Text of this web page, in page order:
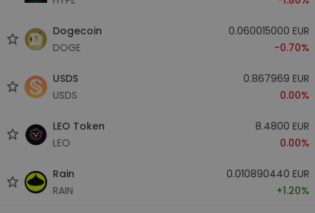
Dogecoin
DOGE
0.060015000 EUR
-0.70%
USDS
USDS
0.867969 EUR
0.00%
LEO Token
LEO
8.4800 EUR
0.00%
Rain
RAIN
0.010890440 EUR
+1.20%